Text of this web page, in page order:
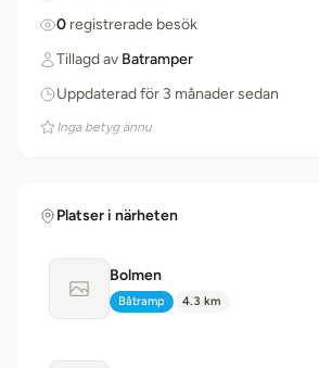
0 registrerade besök
Tillagd av Batramper
Uppdaterad för 3 månader sedan
Inga betyg ännu
Platser i närheten
Ingen bild tillgänglig
Bolmen
Typ:
Båtramp Avstånd:
4.3 km